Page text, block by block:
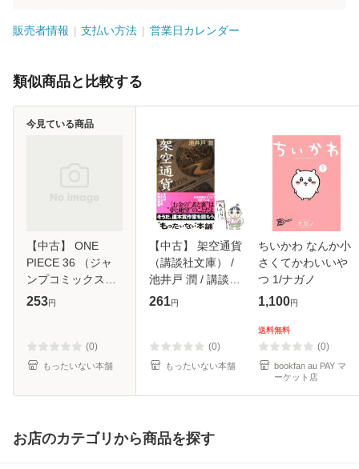
販売者情報 支払い方法 営業日カレンダー
類似商品と比較する
【中古】 ONE
PIECE 36 （ジャ
ンプコミックス） /
尾田 栄一郎 / 集英
253円
(0)
もったいない本舗
今見ている商品
【中古】 架空通貨
（講談社文庫） /
池井戸 潤 / 講談社
[文庫]【メール便送
261円
(0)
もったいない本舗
ちいかわ なんか小
さくてかわいいや
つ 1/ナガノ
1,100円
送料無料
(0)
bookfan au PAY マ
ーケット店
お店のカテゴリから商品を探す